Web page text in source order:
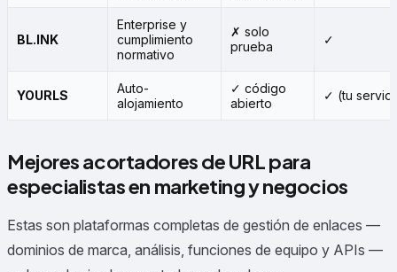
BL.INK
Enterprise y
cumplimiento
normativo
✗ solo
prueba
✓
YOURLS
Auto-
alojamiento
✓ código
abierto
✓ (tu
Mejores acortadores de URL para
especialistas en marketing y negocios
Estas son plataformas completas de gestión de enlaces —
dominios de marca, análisis, funciones de equipo y APIs —